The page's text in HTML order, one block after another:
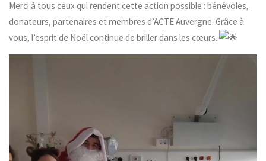
Merci à tous ceux qui rendent cette action possible : bénévoles,
donateurs, partenaires et membres d’ACTE Auvergne. Grâce à
vous, l’esprit de Noël continue de briller dans les cœurs.